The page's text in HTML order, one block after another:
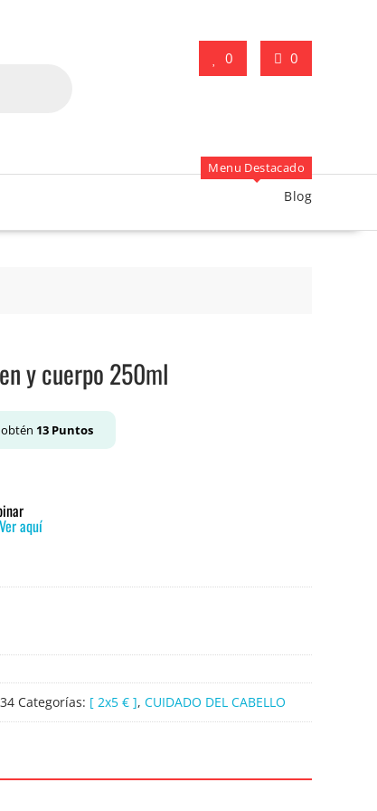
0 0
Menu Destacado
Blog
y cuerpo 250ml
13 Puntos
aquí
Categorías: [ 2x5 € ], CUIDADO DEL CABELLO